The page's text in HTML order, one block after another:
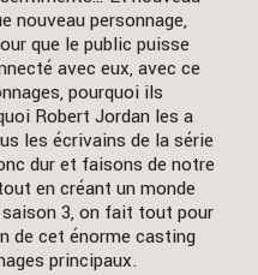
nouveau personnage,
que le public puisse
avec eux, avec ce
pourquoi ils
Robert Jordan les a
les écrivains de la série
dur et faisons de notre
en créant un monde
3, on fait tout pour
de cet énorme casting
principaux.